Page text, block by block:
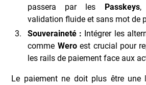
passera par les Passkeys,
validation fluide et sans mot de
Souveraineté : Intégrer les
comme Weroest crucial pour
les rails de paiement face aux
Le paiement ne doit plus être une